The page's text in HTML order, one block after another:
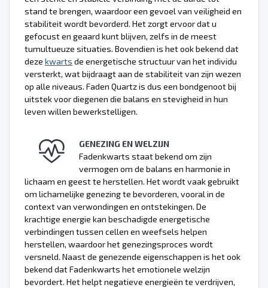
stand te brengen, waardoor een gevoel van veiligheid en
stabiliteit wordt bevorderd. Het zorgt ervoor dat u
gefocust en geaard kunt blijven, zelfs in de meest
tumultueuze situaties. Bovendien is het ook bekend dat
deze kwarts de energetische structuur van het individu
versterkt, wat bijdraagt aan de stabiliteit van zijn wezen
op alle niveaus. Faden Quartz is dus een bondgenoot bij
uitstek voor diegenen die balans en stevigheid in hun
leven willen bewerkstelligen.
GENEZING EN WELZIJN
Fadenkwarts staat bekend om zijn
vermogen om de balans en harmonie in
lichaam en geest te herstellen. Het wordt vaak gebruikt
om lichamelijke genezing te bevorderen, vooral in de
context van verwondingen en ontstekingen. De
krachtige energie kan beschadigde energetische
verbindingen tussen cellen en weefsels helpen
herstellen, waardoor het genezingsproces wordt
versneld. Naast de genezende eigenschappen is het ook
bekend dat Fadenkwarts het emotionele welzijn
bevordert. Het helpt negatieve energieën te verdrijven,